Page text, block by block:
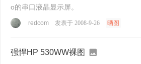
o的串口液晶显示屏。
redcom 发表于 2008-9-26 晒图
强悍HP 530WW裸图